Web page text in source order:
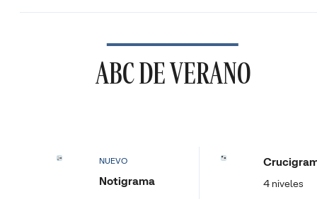
ABC DE VERANO
NUEVO
Notigrama 4 niveles